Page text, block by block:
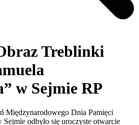
Treblinki
w Sejmie RP
Międzynarodowego Dnia Pamięci
odbyło się uroczyste otwarcie